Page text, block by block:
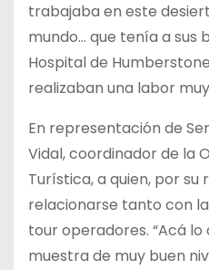
trabajaba en este
mundo… que tenía a sus
Hospital de
realizaban una labor
En representación de
Vidal, coordinador de la
Turística, a quien, por su
relacionarse tanto con
tour operadores. “Acá lo
muestra de muy buen